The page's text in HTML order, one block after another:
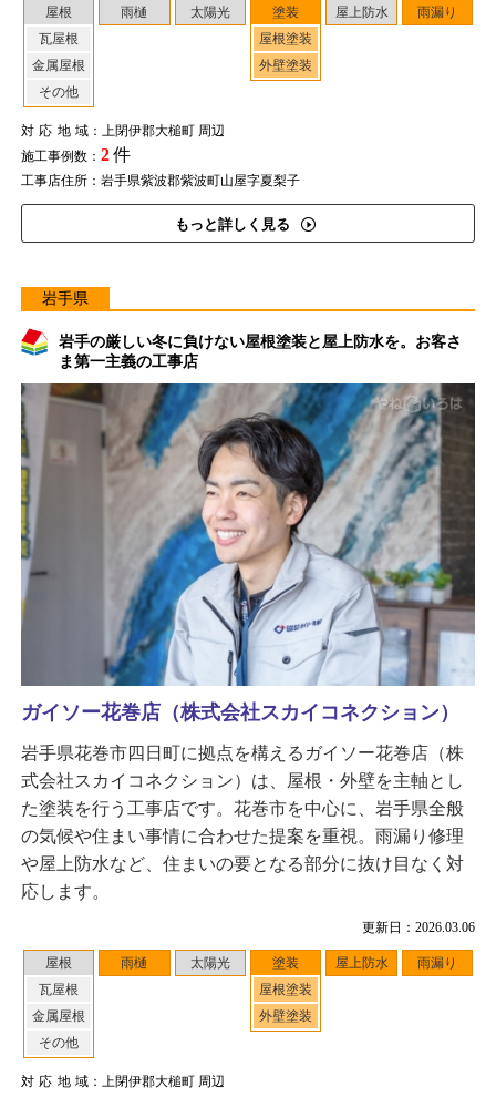
屋根
瓦屋根
金属屋根
その他
雨樋 太陽光
塗装
屋根塗装
外壁塗装
屋上防水 雨漏り
対応地域：上閉伊郡大槌町 周辺
施工事例数： 2件
工事店住所：岩手県紫波郡紫波町山屋字夏梨子
もっと詳しく見る
岩手県
岩手の厳しい冬に負けない屋根塗装と屋上防水を。お客さ
ま第一主義の工事店
更新日：2026.03.06
屋根
瓦屋根
金属屋根
その他
雨樋 太陽光
塗装
屋根塗装
外壁塗装
屋上防水 雨漏り
対応地域：上閉伊郡大槌町 周辺
ガイソー花巻店（株式会社スカイコネクション）
岩手県花巻市四日町に拠点を構えるガイソー花巻店（株
式会社スカイコネクション）は、屋根・外壁を主軸とし
た塗装を行う工事店です。花巻市を中心に、岩手県全般
の気候や住まい事情に合わせた提案を重視。雨漏り修理
や屋上防水など、住まいの要となる部分に抜け目なく対
応します。